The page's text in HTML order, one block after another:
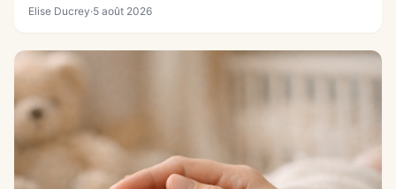
Elise Ducrey·5 août 2026